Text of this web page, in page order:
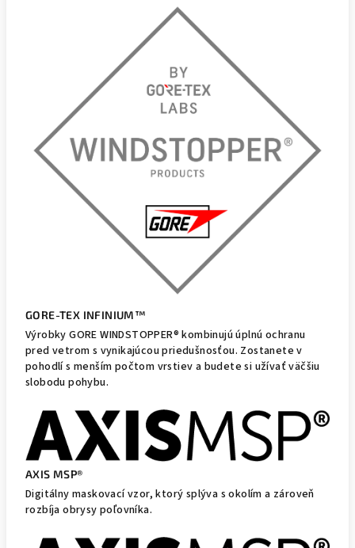
GORE-TEX INFINIUM™
Výrobky GORE WINDSTOPPER® kombinujú úplnú ochranu
pred vetrom s vynikajúcou priedušnosťou. Zostanete v
pohodlí s menším počtom vrstiev a budete si užívať väčšiu
slobodu pohybu.
AXIS MSP®
Digitálny maskovací vzor, ktorý splýva s okolím a zároveň
rozbíja obrysy poľovníka.